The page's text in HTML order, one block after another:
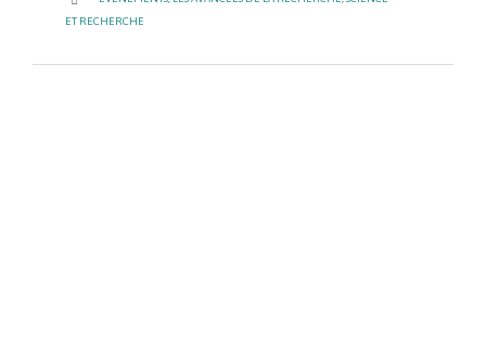
ET RECHERCHE